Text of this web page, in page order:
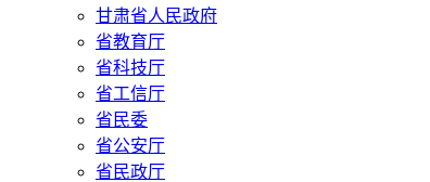
甘肃省人民政府
省教育厅
省科技厅
省工信厅
省民委
省公安厅
省民政厅